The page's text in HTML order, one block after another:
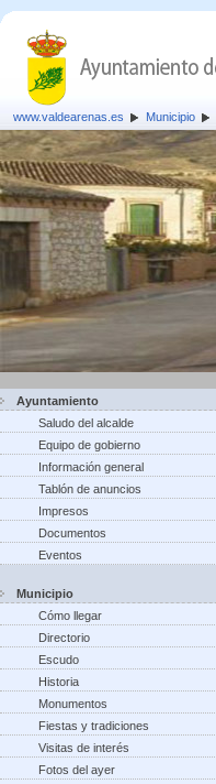
www.valdearenas.es Municipio
Ayuntamiento
Saludo del alcalde
Equipo de gobierno
Información general
Tablón de anuncios
Impresos
Documentos
Eventos
Municipio
Cómo llegar
Directorio
Escudo
Historia
Monumentos
Fiestas y tradiciones
Visitas de interés
Fotos del ayer